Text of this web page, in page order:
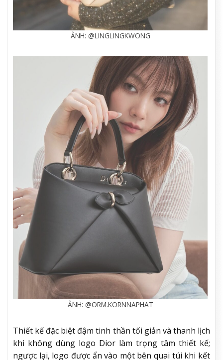
ẢNH: @LINGLINGKWONG
ẢNH: @ORM.KORNNAPHAT
Thiết kế đặc biệt đậm tinh thần tối giản và thanh lịch
khi không dùng logo Dior làm trọng tâm thiết kế;
ngược lại, logo được ẩn vào một bên quai túi khi kết